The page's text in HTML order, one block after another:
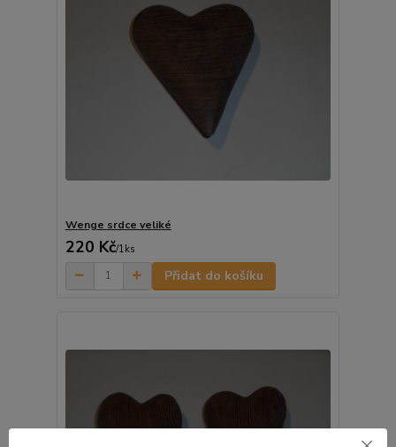
Wenge srdce veliké
220 Kč/1ks
Přidat do košíku